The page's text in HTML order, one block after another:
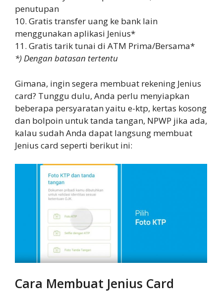
penutupan
10. Gratis transfer uang ke bank lain
menggunakan aplikasi Jenius*
11. Gratis tarik tunai di ATM Prima/Bersama*
*) Dengan batasan tertentu
Gimana, ingin segera membuat rekening Jenius
card? Tunggu dulu, Anda perlu menyiapkan
beberapa persyaratan yaitu e-ktp, kertas kosong
dan bolpoin untuk tanda tangan, NPWP jika ada,
kalau sudah Anda dapat langsung membuat
Jenius card seperti berikut ini:
Cara Membuat Jenius Card